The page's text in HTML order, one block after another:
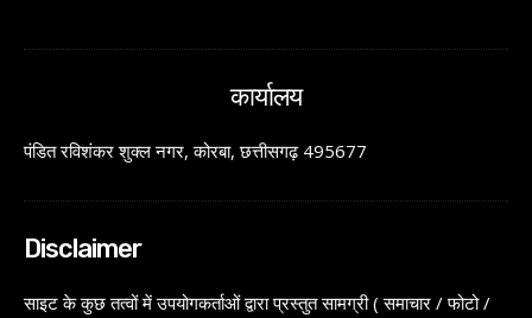
कार्यालय
पंडित रविशंकर शुक्ल नगर, कोरबा, छत्तीसगढ़ 495677
Disclaimer
साइट के कुछ तत्वों में उपयोगकर्ताओं द्वारा प्रस्तुत सामग्री ( समाचार / फोटो /